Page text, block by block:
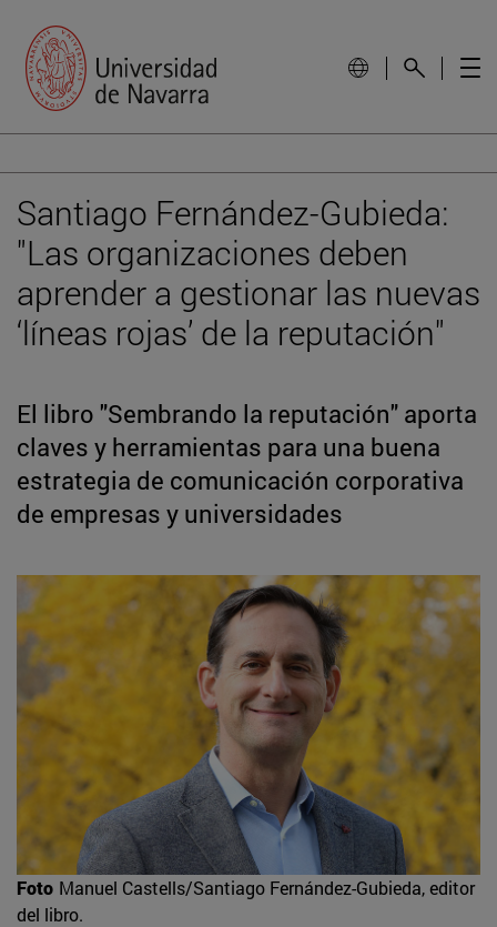
Santiago Fernández-Gubieda:
"Las organizaciones deben
aprender a gestionar las nuevas
‘líneas rojas’ de la reputación"
El libro "Sembrando la reputación" aporta
claves y herramientas para una buena
estrategia de comunicación corporativa
de empresas y universidades
Foto Manuel Castells/Santiago Fernández-Gubieda, editor
del libro.